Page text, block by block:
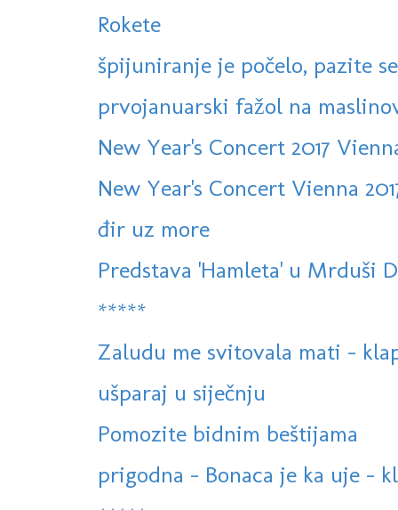
Rokete
špijuniranje je počelo, pazite
prvojanuarski fažol na
New Year's Concert 2017
New Year's Concert Vienna
đir uz more
Predstava 'Hamleta' u Mrduši
*****
Zaludu me svitovala mati -
ušparaj u siječnju
Pomozite bidnim beštijama
prigodna - Bonaca je ka uje -